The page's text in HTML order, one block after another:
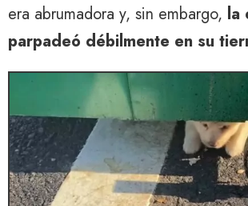
era abrumadora y, sin embargo, la
parpadeó débilmente en su